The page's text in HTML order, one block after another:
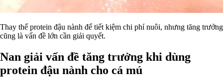
Thay thế protein đậu nành để tiết kiệm chi phí nuôi, nhưng tăng trưởng
cũng là vấn đề lớn cần giải quyết.
Nan giải vấn đề tăng trưởng khi dùng
protein đậu nành cho cá mú